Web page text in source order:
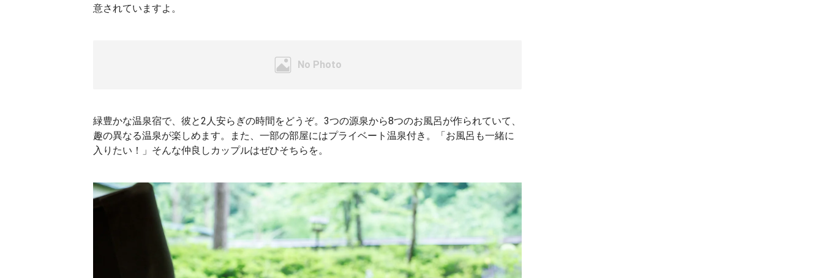
意されていますよ。
緑豊かな温泉宿で、彼と2人安らぎの時間をどうぞ。3つの源泉から8つのお風呂が作られていて、
趣の異なる温泉が楽しめます。また、一部の部屋にはプライベート温泉付き。「お風呂も一緒に
入りたい！」そんな仲良しカップルはぜひそちらを。